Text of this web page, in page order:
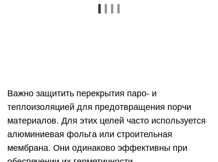
обеспечении их герметичности
Также не применяйте фольгу с приклеенным
вспененным полипропиленом. Он токсичен при
нагревании, поэтому недопустим для
использования в банных комнатах.
Важно тщательно проклеить все стыки